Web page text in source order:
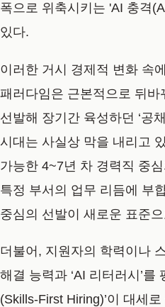
폭으로 위축시키는 'AI 충격
있다.
이러한 거시 경제적 변화 속
패러다임은 근본적으로 뒤
선발해 장기간 육성하던 ‘공
시대는 사실상 막을 내리고
가능한 4~7년 차 경력직 중
특정 부서의 업무 리듬에 부
중심의 선발이 새로운 표준
더불어, 지원자의 학력이나
해결 능력과 ‘AI 리터러시’를
(Skills-First Hiring)’이 대세